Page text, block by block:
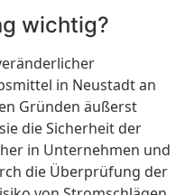
wichtig?
in Neustadt an
Gründen äußerst
die Sicherheit der
in Unternehmen und
die Überprüfung der